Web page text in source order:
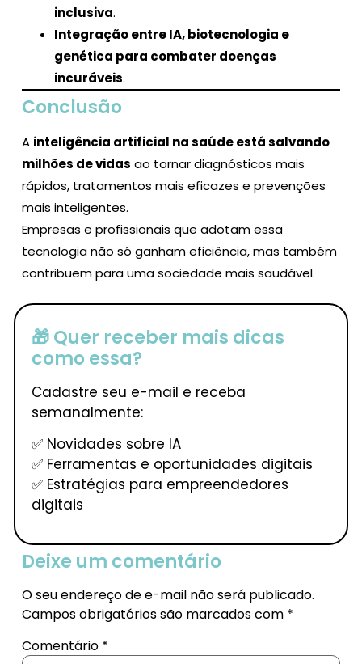
inclusiva.
Integração entre IA, biotecnologia e
genética para combater doenças
incuráveis.
Conclusão
A inteligência artificial na saúde está salvando
milhões de vidas ao tornar diagnósticos mais
rápidos, tratamentos mais eficazes e prevenções
mais inteligentes.
Empresas e profissionais que adotam essa
tecnologia não só ganham eficiência, mas também
contribuem para uma sociedade mais saudável.
🎁 Quer receber mais dicas
como essa?
Cadastre seu e-mail e receba
semanalmente:
✅ Novidades sobre IA
✅ Ferramentas e oportunidades digitais
✅ Estratégias para empreendedores
digitais
Deixe um comentário
O seu endereço de e-mail não será publicado.
Campos obrigatórios são marcados com *
Comentário *